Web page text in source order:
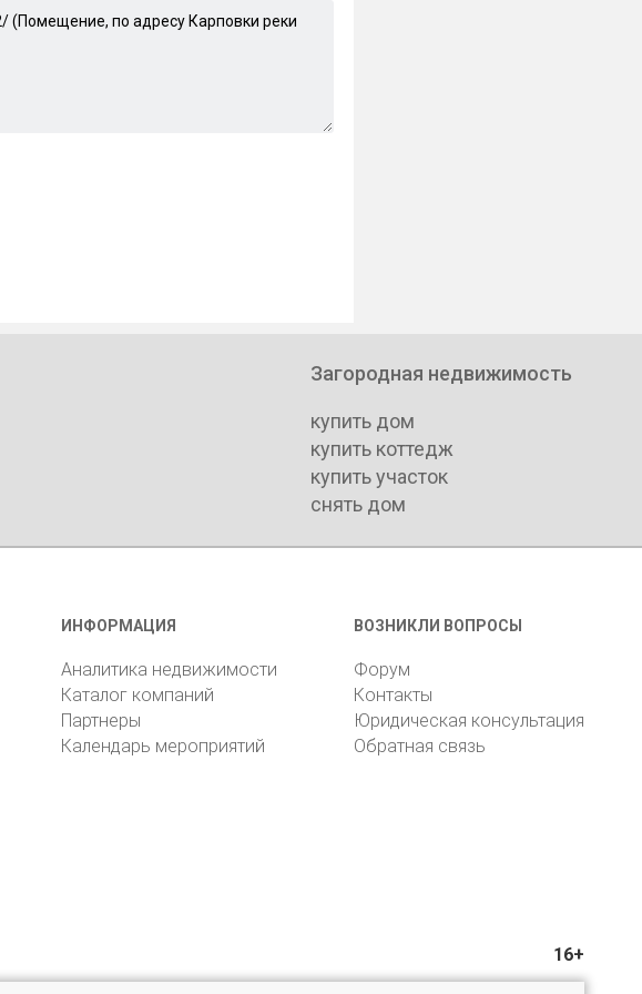
Загородная недвижимость
купить дом
купить коттедж
купить участок
снять дом
ИНФОРМАЦИЯ
Аналитика недвижимости
Каталог компаний
Партнеры
Календарь мероприятий
ВОЗНИКЛИ ВОПРОСЫ
Форум
Контакты
Юридическая консультация
Обратная связь
16+